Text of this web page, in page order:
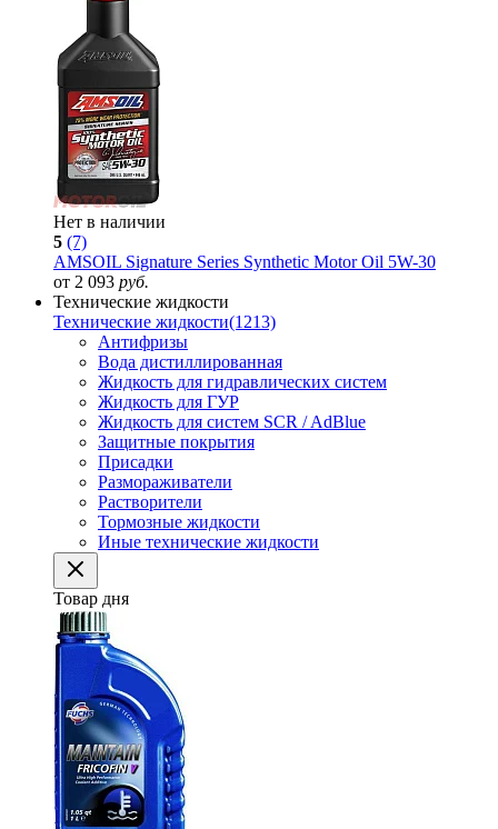
Нет в наличии
5 (7)
AMSOIL Signature Series Synthetic Motor Oil 5W-30
от 2 093 руб.
Технические жидкости
Технические жидкости(1213)
Антифризы
Вода дистиллированная
Жидкость для гидравлических систем
Жидкость для ГУР
Жидкость для систем SCR / AdBlue
Защитные покрытия
Присадки
Размораживатели
Растворители
Тормозные жидкости
Иные технические жидкости
Товар дня